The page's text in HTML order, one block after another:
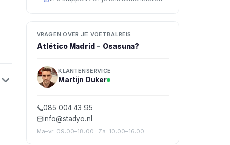
VRAGEN OVER JE VOETBALREIS
Atlético Madrid – Osasuna?
KLANTENSERVICE
Martijn Duker
085 004 43 95
info@stadyo.nl
Ma–vr: 09:00–18:00 · Za: 10:00–16:00